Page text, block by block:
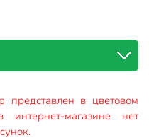
представлен в цветовом
магазине нет